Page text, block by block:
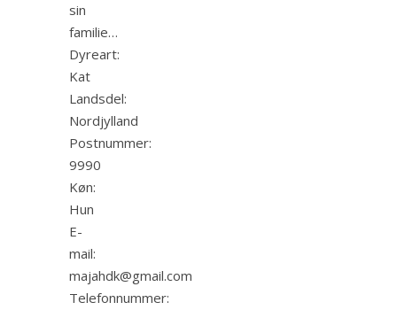
sin
familie…
Dyreart:
Kat
Landsdel:
Nordjylland
Postnummer:
9990
Køn:
Hun
E-
mail:
majahdk@gmail.com
Telefonnummer: